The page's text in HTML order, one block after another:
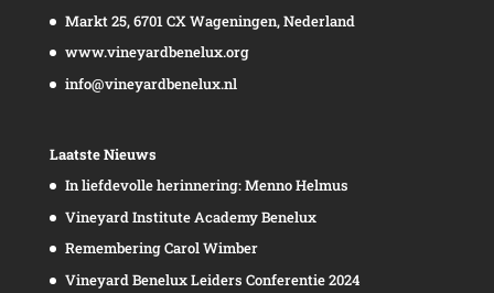
Markt 25, 6701 CX Wageningen, Nederland
www.vineyardbenelux.org
info@vineyardbenelux.nl
Laatste Nieuws
In liefdevolle herinnering: Menno Helmus
Vineyard Institute Academy Benelux
Remembering Carol Wimber
Vineyard Benelux Leiders Conferentie 2024